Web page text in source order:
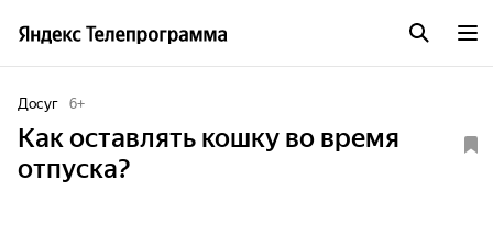
Досуг 6+
Как оставлять кошку во время
отпуска?